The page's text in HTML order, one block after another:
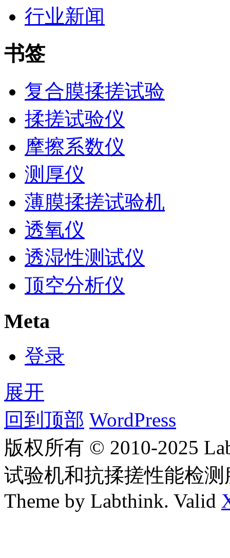
行业新闻
书签
复合膜揉搓试验
揉搓试验仪
摩擦系数仪
测厚仪
薄膜揉搓试验机
透氧仪
透湿性测试仪
顶空分析仪
Meta
登录
展开
回到顶部 WordPress
版权所有 © 2010-2025
试验机和抗揉搓性能检
Theme by Labthink. Valid